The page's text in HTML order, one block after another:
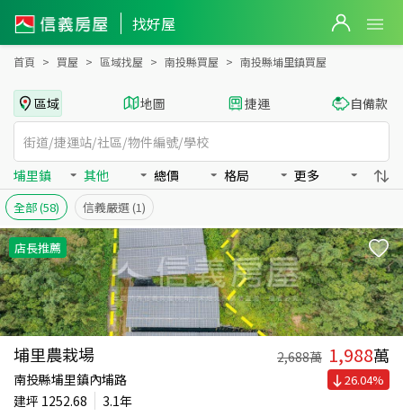
找好屋
南投縣埔里鎮買房：其他房屋物件出售、房價分析
首頁 買屋 區域找屋 南投縣買屋 南投縣埔里鎮買屋
區域 地圖 捷運 自備款
埔里鎮 其他 總價 格局 更多
全部(58) 信義嚴選 (1)
店長推薦
埔里農栽場 2,688萬 1,988萬
南投縣埔里鎮內埔路
建坪 1252.68
3.1年
26.04%